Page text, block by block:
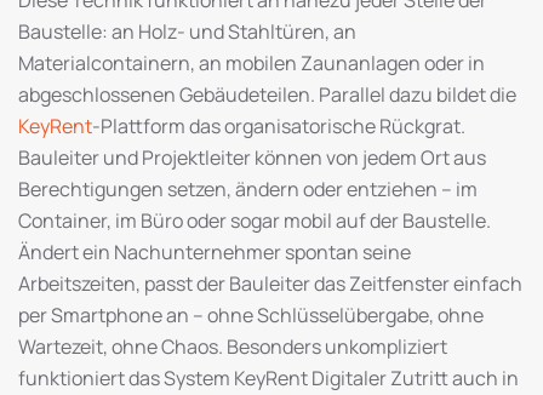
Baustelle: an Holz- und Stahltüren, an
Materialcontainern, an mobilen Zaunanlagen oder in
abgeschlossenen Gebäudeteilen. Parallel dazu bildet die
KeyRent-Plattform das organisatorische Rückgrat.
Bauleiter und Projektleiter können von jedem Ort aus
Berechtigungen setzen, ändern oder entziehen – im
Container, im Büro oder sogar mobil auf der Baustelle.
Ändert ein Nachunternehmer spontan seine
Arbeitszeiten, passt der Bauleiter das Zeitfenster einfach
per Smartphone an – ohne Schlüsselübergabe, ohne
Wartezeit, ohne Chaos. Besonders unkompliziert
funktioniert das System KeyRent Digitaler Zutritt auch in